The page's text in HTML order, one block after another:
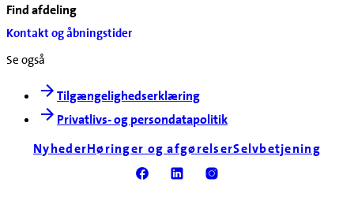
Find afdeling
Kontakt og åbningstider
Se også
Tilgængelighedserklæring
Privatlivs- og persondatapolitik
NyhederHøringer og afgørelserSelvbetjening